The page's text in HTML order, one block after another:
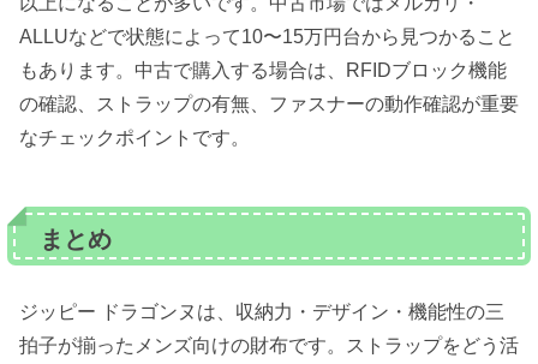
ALLUなどで状態によって10〜15万円台から見つかること
もあります。中古で購入する場合は、RFIDブロック機能
の確認、ストラップの有無、ファスナーの動作確認が重要
なチェックポイントです。
まとめ
ジッピー ドラゴンヌは、収納力・デザイン・機能性の三
拍子が揃ったメンズ向けの財布です。ストラップをどう活